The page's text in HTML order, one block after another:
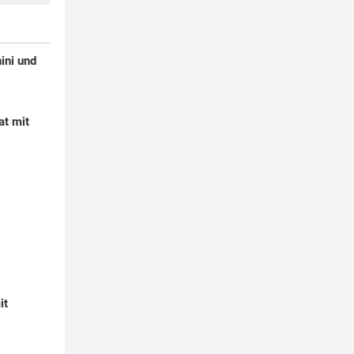
und
mit